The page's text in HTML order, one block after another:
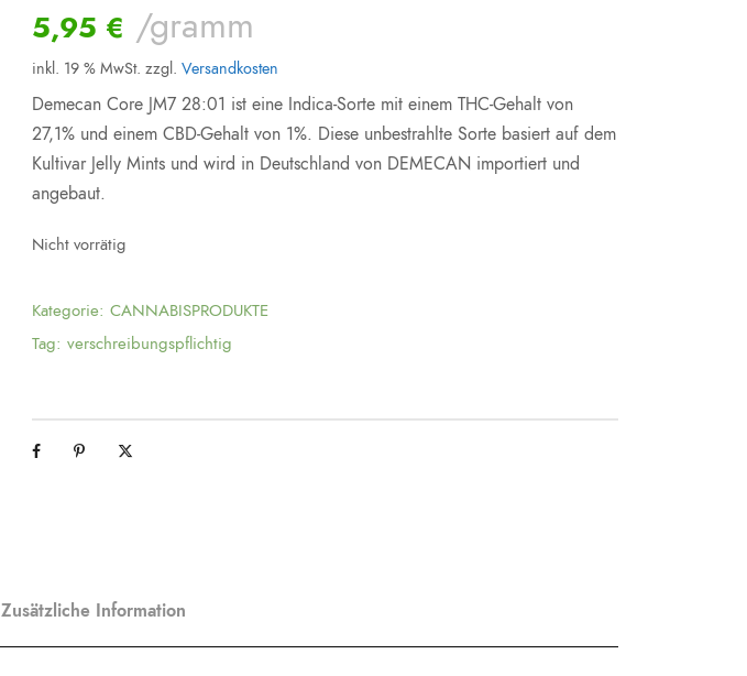
5,95 € /gramm
inkl. 19 % MwSt. zzgl.Versandkosten
Demecan Core JM7 28:01 ist eine Indica-Sorte mit einem THC-Gehalt von
27,1% und einem CBD-Gehalt von 1%. Diese unbestrahlte Sorte basiert auf dem
Kultivar Jelly Mints und wird in Deutschland von DEMECAN importiert und
angebaut.
Nicht vorrätig
Kategorie:CANNABISPRODUKTE
Tag:verschreibungspflichtig
Zusätzliche Information